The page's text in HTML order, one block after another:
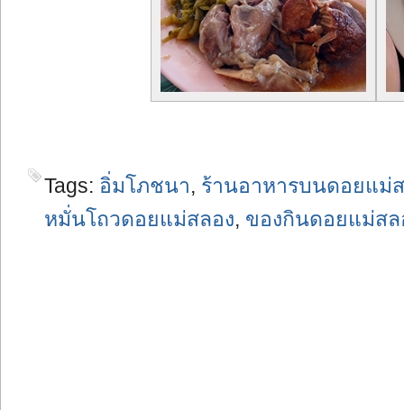
Tags: อิ่มโภชนา, ร้านอาหารบนดอยแม่
หมั่นโถวดอยแม่สลอง, ของกินดอยแม่สล